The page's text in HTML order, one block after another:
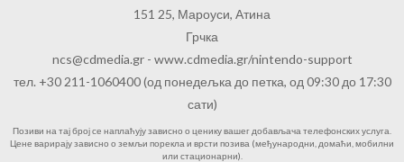
151 25, Мароуси, Атина
Грчка
ncs@cdmedia.gr- www.cdmedia.gr/nintendo-support
тел. +30 211-1060400 (од понедељка до петка, од 09:30 до 17:30
сати)
Позиви на тај број се наплаћују зависно о ценику вашег добављача телефонских услуга.
Цене варирају зависно о земљи порекла и врсти позива (међународни, домаћи, мобилни
или стационарни).